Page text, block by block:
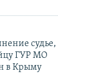
судье,
ГУР МО
в Крыму